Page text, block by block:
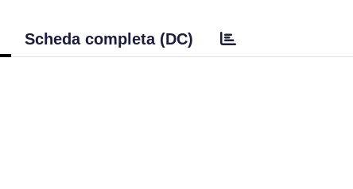
Scheda completa (DC)